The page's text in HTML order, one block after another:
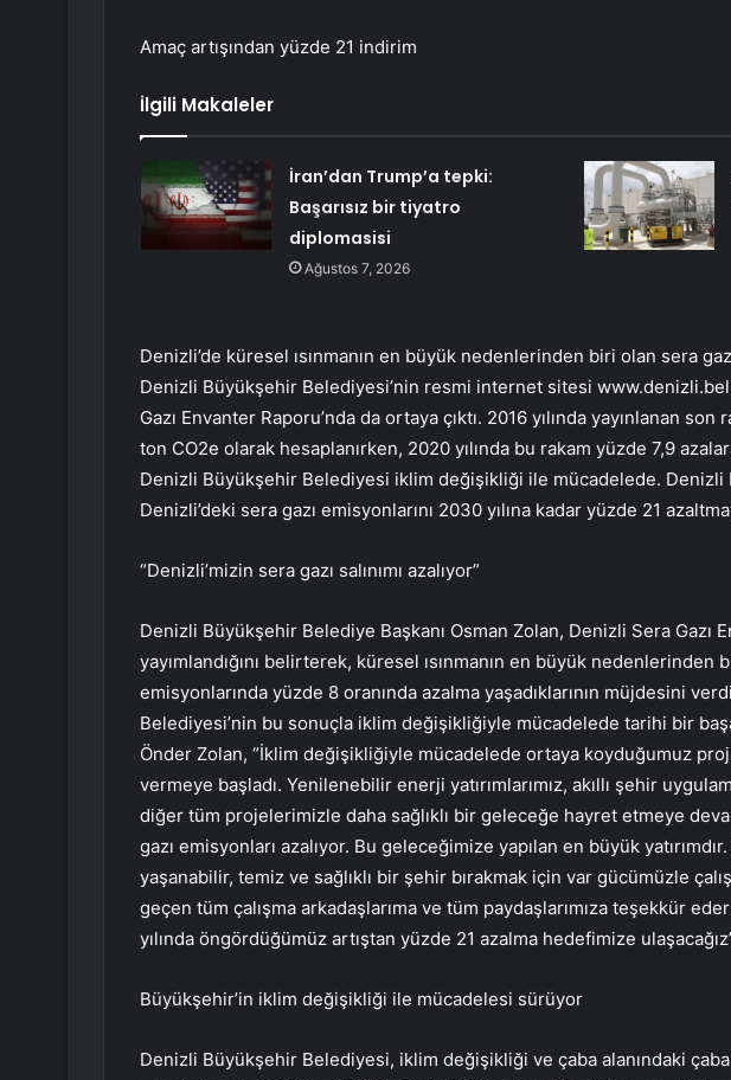
Amaç artışından yüzde 21 indirim
İlgili Makaleler
İran’dan Trump’a tepki:
Başarısız bir tiyatro
diplomasisi
Ağustos 7, 2026
Denizli’de küresel ısınmanın en büyük nedenlerinden biri olan sera
Denizli Büyükşehir Belediyesi’nin resmi internet sitesi
Gazı Envanter Raporu’nda da ortaya çıktı. 2016 yılında yayınlanan
ton CO2e olarak hesaplanırken, 2020 yılında bu rakam yüzde 7,9
Denizli Büyükşehir Belediyesi iklim değişikliği ile mücadelede. Denizli
Denizli’deki sera gazı emisyonlarını 2030 yılına kadar yüzde 21
“Denizli’mizin sera gazı salınımı azalıyor”
Denizli Büyükşehir Belediye Başkanı Osman Zolan, Denizli Sera Gazı
yayımlandığını belirterek, küresel ısınmanın en büyük nedenlerinden
emisyonlarında yüzde 8 oranında azalma yaşadıklarının müjdesini
Belediyesi’nin bu sonuçla iklim değişikliğiyle mücadelede tarihi bir
Önder Zolan, “İklim değişikliğiyle mücadelede ortaya koyduğumuz
vermeye başladı. Yenilenebilir enerji yatırımlarımız, akıllı şehir
diğer tüm projelerimizle daha sağlıklı bir geleceğe hayret etmeye
gazı emisyonları azalıyor. Bu geleceğimize yapılan en büyük
yaşanabilir, temiz ve sağlıklı bir şehir bırakmak için var gücümüzle
geçen tüm çalışma arkadaşlarıma ve tüm paydaşlarımıza teşekkür
yılında öngördüğümüz artıştan yüzde 21 azalma hedefimize
Büyükşehir’in iklim değişikliği ile mücadelesi sürüyor
Denizli Büyükşehir Belediyesi, iklim değişikliği ve çaba alanındaki